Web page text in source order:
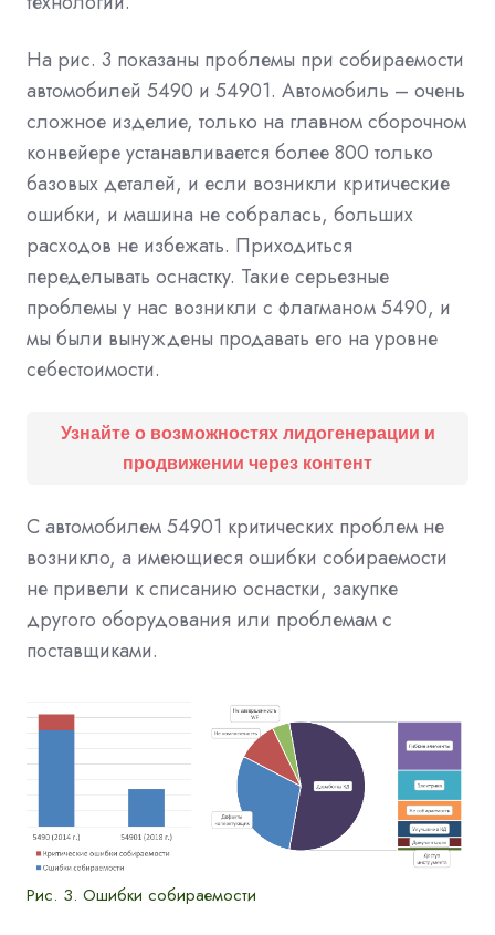
На рис. 3 показаны проблемы при собираемости
автомобилей 5490 и 54901. Автомобиль – очень
сложное изделие, только на главном сборочном
конвейере устанавливается более 800 только
базовых деталей, и если возникли критические
ошибки, и машина не собралась, больших
расходов не избежать. Приходиться
переделывать оснастку. Такие серьезные
проблемы у нас возникли с флагманом 5490, и
мы были вынуждены продавать его на уровне
себестоимости.
Узнайте о возможностях лидогенерации и
продвижении через контент
С автомобилем 54901 критических проблем не
возникло, а имеющиеся ошибки собираемости
не привели к списанию оснастки, закупке
другого оборудования или проблемам с
поставщиками.
Рис. 3. Ошибки собираемости